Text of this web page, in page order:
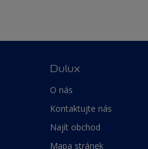
Dulux
O nás
Kontaktujte nás
Najít obchod
Mapa stránek